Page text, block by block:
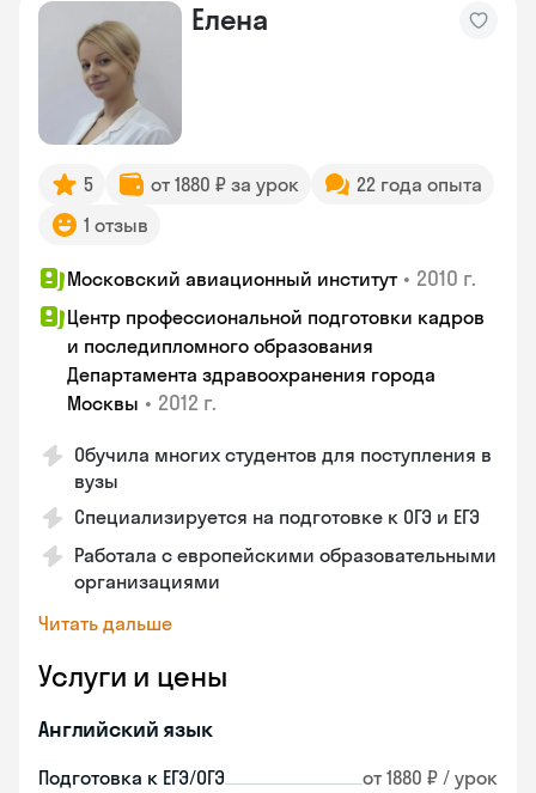
Елена
5 от 1880 ₽ за урок
22 года опыта
1 отзыв
Московский авиационный институт • 2010 г.
Центр профессиональной подготовки кадров
и последипломного образования
Департамента здравоохранения города
Москвы • 2012 г.
Обучила многих студентов для поступления в
вузы
Специализируется на подготовке к ОГЭ и ЕГЭ
Работала с европейскими образовательными
организациями
Читать дальше
Услуги и цены
Английский язык
Подготовка к ЕГЭ/ОГЭ от 1880 ₽ / урок